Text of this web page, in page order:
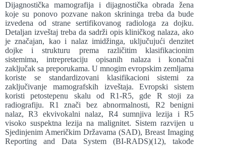
Dijagnostička mamografija i dijagnostička obrada žena
koje su ponovo pozvane nakon skrininga treba da bude
izvedena od strane sertifikovanog radiologa za dojku.
Detaljan izveštaj treba da sadrži opis kliničkog nalaza, ako
je značajan, kao i nalaz imidžinga, uključujući denzitet
dojke i strukturu prema različitim klasifikacionim
sistemima, intrepretaciju opisanih nalaza i konačni
zaključak sa preporukama. U mnogim evropskim zemljama
koriste se standardizovani klasifikacioni sistemi za
zaključivanje mamografskih izveštaja. Evropski sistem
koristi petostepenu skalu od R1-R5, gde R stoji za
radiografiju. R1 znači bez abnormalnosti, R2 benigni
nalaz, R3 ekvivokalni nalaz, R4 sumnjiva lezija i R5
visoko suspektna lezija na malignitet. Sistem razvijen u
Sjedinjenim Američkim Državama (SAD), Breast Imaging
Reporting and Data System (BI-RADS)(12), takođe